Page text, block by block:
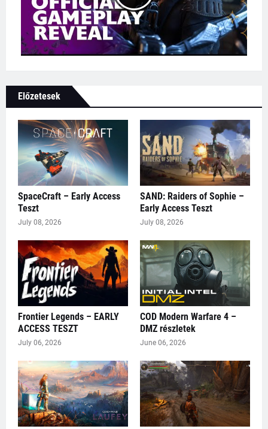
Előzetesek
SpaceCraft – Early Access
Teszt
July 08, 2026
SAND: Raiders of Sophie –
Early Access Teszt
July 08, 2026
Frontier Legends – EARLY
ACCESS TESZT
July 06, 2026
COD Modern Warfare 4 –
DMZ részletek
June 06, 2026